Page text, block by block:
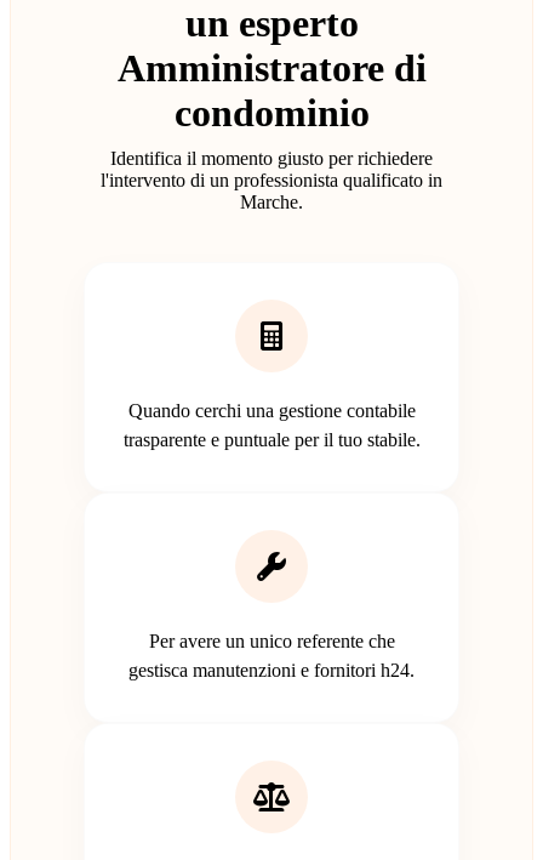
un esperto
Amministratore di
condominio
Identifica il momento giusto per richiedere
l'intervento di un professionista qualificato in
Marche.
Quando cerchi una gestione contabile
trasparente e puntuale per il tuo stabile.
Per avere un unico referente che
gestisca manutenzioni e fornitori h24.